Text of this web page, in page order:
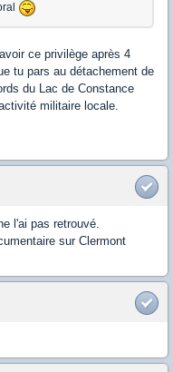
ce privilège après 4
tu pars au détachement de
du Lac de Constance
militaire locale.
l'ai pas retrouvé.
sur Clermont